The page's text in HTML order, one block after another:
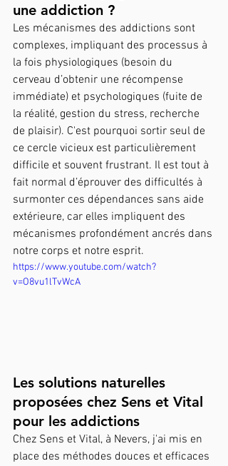
une addiction ?
Les mécanismes des addictions sont
complexes, impliquant des processus à
la fois physiologiques (besoin du
cerveau d’obtenir une récompense
immédiate) et psychologiques (fuite de
la réalité, gestion du stress, recherche
de plaisir). C'est pourquoi sortir seul de
ce cercle vicieux est particulièrement
difficile et souvent frustrant. Il est tout à
fait normal d’éprouver des difficultés à
surmonter ces dépendances sans aide
extérieure, car elles impliquent des
mécanismes profondément ancrés dans
notre corps et notre esprit.
https://www.youtube.com/watch?
v=O8vu1lTvWcA
Les solutions naturelles
proposées chez Sens et Vital
pour les addictions
Chez Sens et Vital, à Nevers, j'ai mis en
place des méthodes douces et efficaces